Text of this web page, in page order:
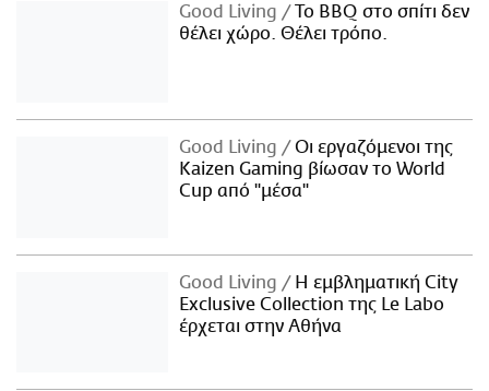
Good Living
Το BBQ στο σπίτι δεν
θέλει χώρο. Θέλει τρόπο.
Good Living
Οι εργαζόμενοι της
Kaizen Gaming βίωσαν το World
Cup από "μέσα"
Good Living
Η εμβληματική City
Exclusive Collection της Le Labo
έρχεται στην Αθήνα